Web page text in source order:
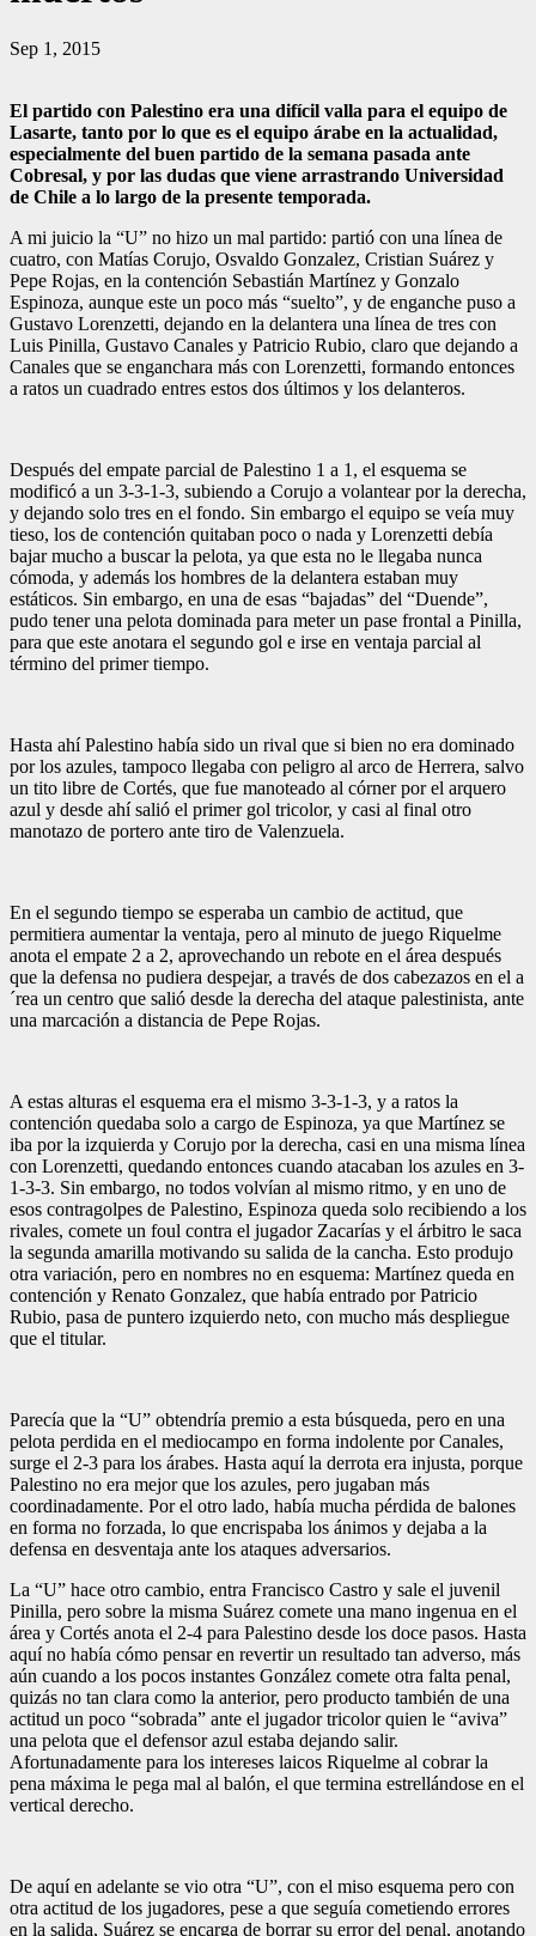
Sep 1, 2015
El partido con Palestino era una difícil valla para el equipo de
Lasarte, tanto por lo que es el equipo árabe en la actualidad,
especialmente del buen partido de la semana pasada ante
Cobresal, y por las dudas que viene arrastrando Universidad
de Chile a lo largo de la presente temporada.
A mi juicio la “U” no hizo un mal partido: partió con una línea de
cuatro, con Matías Corujo, Osvaldo Gonzalez, Cristian Suárez y
Pepe Rojas, en la contención Sebastián Martínez y Gonzalo
Espinoza, aunque este un poco más “suelto”, y de enganche puso a
Gustavo Lorenzetti, dejando en la delantera una línea de tres con
Luis Pinilla, Gustavo Canales y Patricio Rubio, claro que dejando a
Canales que se enganchara más con Lorenzetti, formando entonces
a ratos un cuadrado entres estos dos últimos y los delanteros.
Después del empate parcial de Palestino 1 a 1, el esquema se
modificó a un 3-3-1-3, subiendo a Corujo a volantear por la derecha,
y dejando solo tres en el fondo. Sin embargo el equipo se veía muy
tieso, los de contención quitaban poco o nada y Lorenzetti debía
bajar mucho a buscar la pelota, ya que esta no le llegaba nunca
cómoda, y además los hombres de la delantera estaban muy
estáticos. Sin embargo, en una de esas “bajadas” del “Duende”,
pudo tener una pelota dominada para meter un pase frontal a Pinilla,
para que este anotara el segundo gol e irse en ventaja parcial al
término del primer tiempo.
Hasta ahí Palestino había sido un rival que si bien no era dominado
por los azules, tampoco llegaba con peligro al arco de Herrera, salvo
un tito libre de Cortés, que fue manoteado al córner por el arquero
azul y desde ahí salió el primer gol tricolor, y casi al final otro
manotazo de portero ante tiro de Valenzuela.
En el segundo tiempo se esperaba un cambio de actitud, que
permitiera aumentar la ventaja, pero al minuto de juego Riquelme
anota el empate 2 a 2, aprovechando un rebote en el área después
que la defensa no pudiera despejar, a través de dos cabezazos en el a
´rea un centro que salió desde la derecha del ataque palestinista, ante
una marcación a distancia de Pepe Rojas.
A estas alturas el esquema era el mismo 3-3-1-3, y a ratos la
contención quedaba solo a cargo de Espinoza, ya que Martínez se
iba por la izquierda y Corujo por la derecha, casi en una misma línea
con Lorenzetti, quedando entonces cuando atacaban los azules en 3-
1-3-3. Sin embargo, no todos volvían al mismo ritmo, y en uno de
esos contragolpes de Palestino, Espinoza queda solo recibiendo a los
rivales, comete un foul contra el jugador Zacarías y el árbitro le saca
la segunda amarilla motivando su salida de la cancha. Esto produjo
otra variación, pero en nombres no en esquema: Martínez queda en
contención y Renato Gonzalez, que había entrado por Patricio
Rubio, pasa de puntero izquierdo neto, con mucho más despliegue
que el titular.
Parecía que la “U” obtendría premio a esta búsqueda, pero en una
pelota perdida en el mediocampo en forma indolente por Canales,
surge el 2-3 para los árabes. Hasta aquí la derrota era injusta, porque
Palestino no era mejor que los azules, pero jugaban más
coordinadamente. Por el otro lado, había mucha pérdida de balones
en forma no forzada, lo que encrispaba los ánimos y dejaba a la
defensa en desventaja ante los ataques adversarios.
La “U” hace otro cambio, entra Francisco Castro y sale el juvenil
Pinilla, pero sobre la misma Suárez comete una mano ingenua en el
área y Cortés anota el 2-4 para Palestino desde los doce pasos. Hasta
aquí no había cómo pensar en revertir un resultado tan adverso, más
aún cuando a los pocos instantes González comete otra falta penal,
quizás no tan clara como la anterior, pero producto también de una
actitud un poco “sobrada” ante el jugador tricolor quien le “aviva”
una pelota que el defensor azul estaba dejando salir.
Afortunadamente para los intereses laicos Riquelme al cobrar la
pena máxima le pega mal al balón, el que termina estrellándose en el
vertical derecho.
De aquí en adelante se vio otra “U”, con el miso esquema pero con
otra actitud de los jugadores, pese a que seguía cometiendo errores
en la salida, Suárez se encarga de borrar su error del penal, anotando